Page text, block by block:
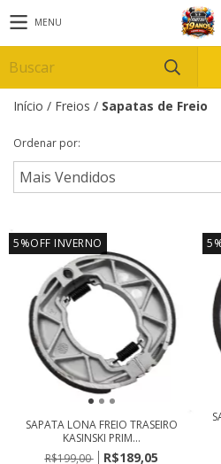
MENU
Início / Freios / Sapatas de Freio
Ordenar por:
5%OFF INVERNO
SAPATA LONA FREIO TRASEIRO
KASINSKI PRIM...
R$199,00
R$189,05